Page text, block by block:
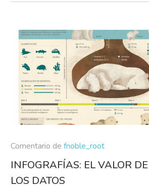
Comentario de fnoble_root
INFOGRAFÍAS: EL VALOR
LOS DATOS